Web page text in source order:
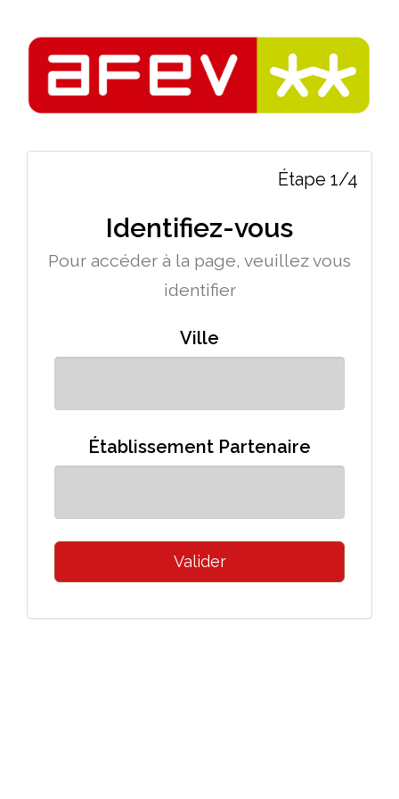
Étape 1/4
Identifiez-vous
Pour accéder à la page, veuillez vous
identifier
Ville
Établissement Partenaire
Valider